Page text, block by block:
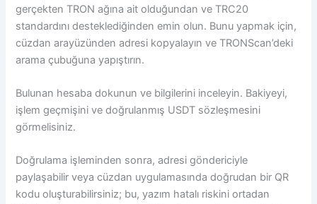
gerçekten TRON ağına ait olduğundan ve TRC20
standardını desteklediğinden emin olun. Bunu yapmak için,
cüzdan arayüzünden adresi kopyalayın ve TRONScan’deki
arama çubuğuna yapıştırın.
Bulunan hesaba dokunun ve bilgilerini inceleyin. Bakiyeyi,
işlem geçmişini ve doğrulanmış USDT sözleşmesini
görmelisiniz.
Doğrulama işleminden sonra, adresi göndericiyle
paylaşabilir veya cüzdan uygulamasında doğrudan bir QR
kodu oluşturabilirsiniz; bu, yazım hatalı riskini ortadan